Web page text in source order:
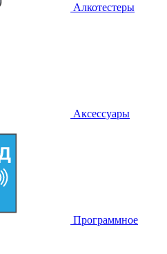
Алкотестеры
Аксессуары
Программное